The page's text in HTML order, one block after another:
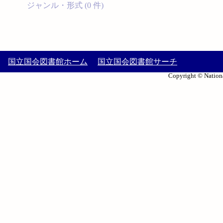
ジャンル・形式 (0 件)
国立国会図書館ホーム 国立国会図書館サーチ
Copyright ©